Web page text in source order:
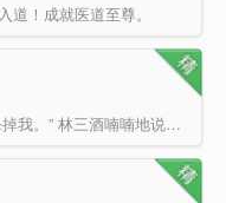
！成就医道至尊。
“我觉得……我男朋友好像想杀掉我。” 林三酒喃喃地说道。 想起自己多金帅气又温柔的男友，她不…